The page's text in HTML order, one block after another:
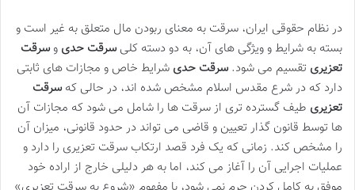
در نظام حقوقی ایران، سرقت به معنای ربودن مال متعلق به غیر است و
بسته به شرایط و ویژگی های آن، به دو دسته کلیسرقت حدی وسرقت
تعزیری تقسیم می شود.سرقت حدی شرایط خاص و مجازات های ثابتی
دارد که در شرع مقدس اسلام مشخص شده اند، در حالی کهسرقت
تعزیری طیف گسترده تری از سرقت ها را شامل می شود که مجازات آن
ها توسط قانون گذار تعیین و قاضی می تواند در حدود قانونی، میزان آن
را مشخص کند. زمانی که یک فرد قصد ارتکاب سرقت تعزیری را دارد و
عملیات اجرایی آن را آغاز می کند، اما به هر دلیلی خارج از اراده خود